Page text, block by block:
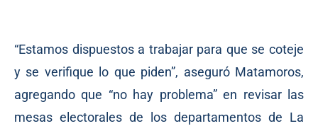
“Estamos dispuestos a trabajar para que se coteje
y se verifique lo que piden”, aseguró Matamoros,
agregando que “no hay problema” en revisar las
mesas electorales de los departamentos de La